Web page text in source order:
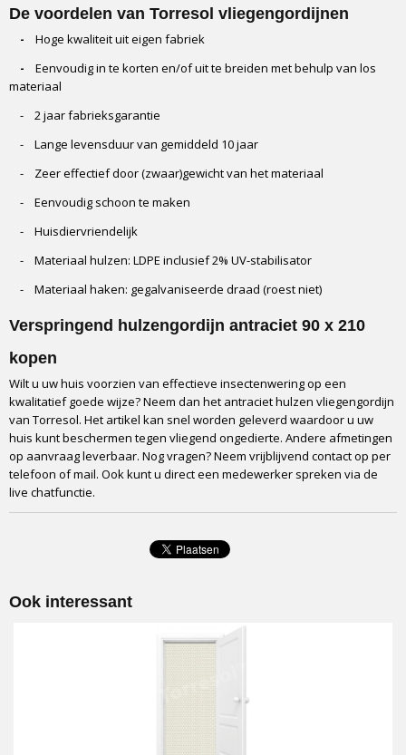
De voordelen van Torresol vliegengordijnen
- Hoge kwaliteit uit eigen fabriek
- Eenvoudig in te korten en/of uit te breiden met behulp van los
materiaal
- 2 jaar fabrieksgarantie
- Lange levensduur van gemiddeld 10 jaar
- Zeer effectief door (zwaar)gewicht van het materiaal
- Eenvoudig schoon te maken
- Huisdiervriendelijk
- Materiaal hulzen: LDPE inclusief 2% UV-stabilisator
- Materiaal haken: gegalvaniseerde draad (roest niet)
Verspringend hulzengordijn antraciet 90 x 210
kopen
Wilt u uw huis voorzien van effectieve insectenwering op een
kwalitatief goede wijze? Neem dan het antraciet hulzen vliegengordijn
van Torresol. Het artikel kan snel worden geleverd waardoor u uw
huis kunt beschermen tegen vliegend ongedierte. Andere afmetingen
op aanvraag leverbaar. Nog vragen? Neem vrijblijvend contact op per
telefoon of mail. Ook kunt u direct een medewerker spreken via de
live chatfunctie.
Ook interessant